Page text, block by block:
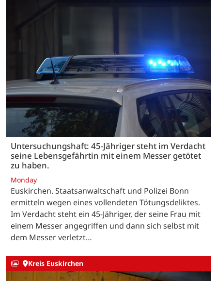
Untersuchungshaft: 45-Jähriger steht im Verdacht
seine Lebensgefährtin mit einem Messer getötet
zu haben.
Monday
Euskirchen. Staatsanwaltschaft und Polizei Bonn
ermitteln wegen eines vollendeten Tötungsdeliktes.
Im Verdacht steht ein 45-Jähriger, der seine Frau mit
einem Messer angegriffen und dann sich selbst mit
dem Messer verletzt…
Kreis Euskirchen